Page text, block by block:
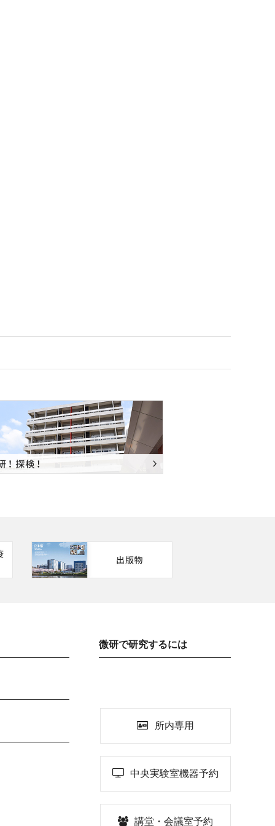
微研で研究するには
所内専用
中央実験室機器予約
講堂・会議室予約